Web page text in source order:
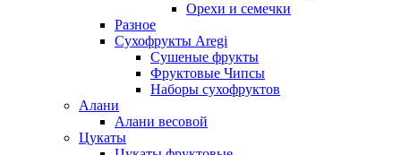
Орехи и семечки
Разное
Сухофрукты Aregi
Сушеные фрукты
Фруктовые Чипсы
Наборы сухофруктов
Алани
Алани весовой
Цукаты